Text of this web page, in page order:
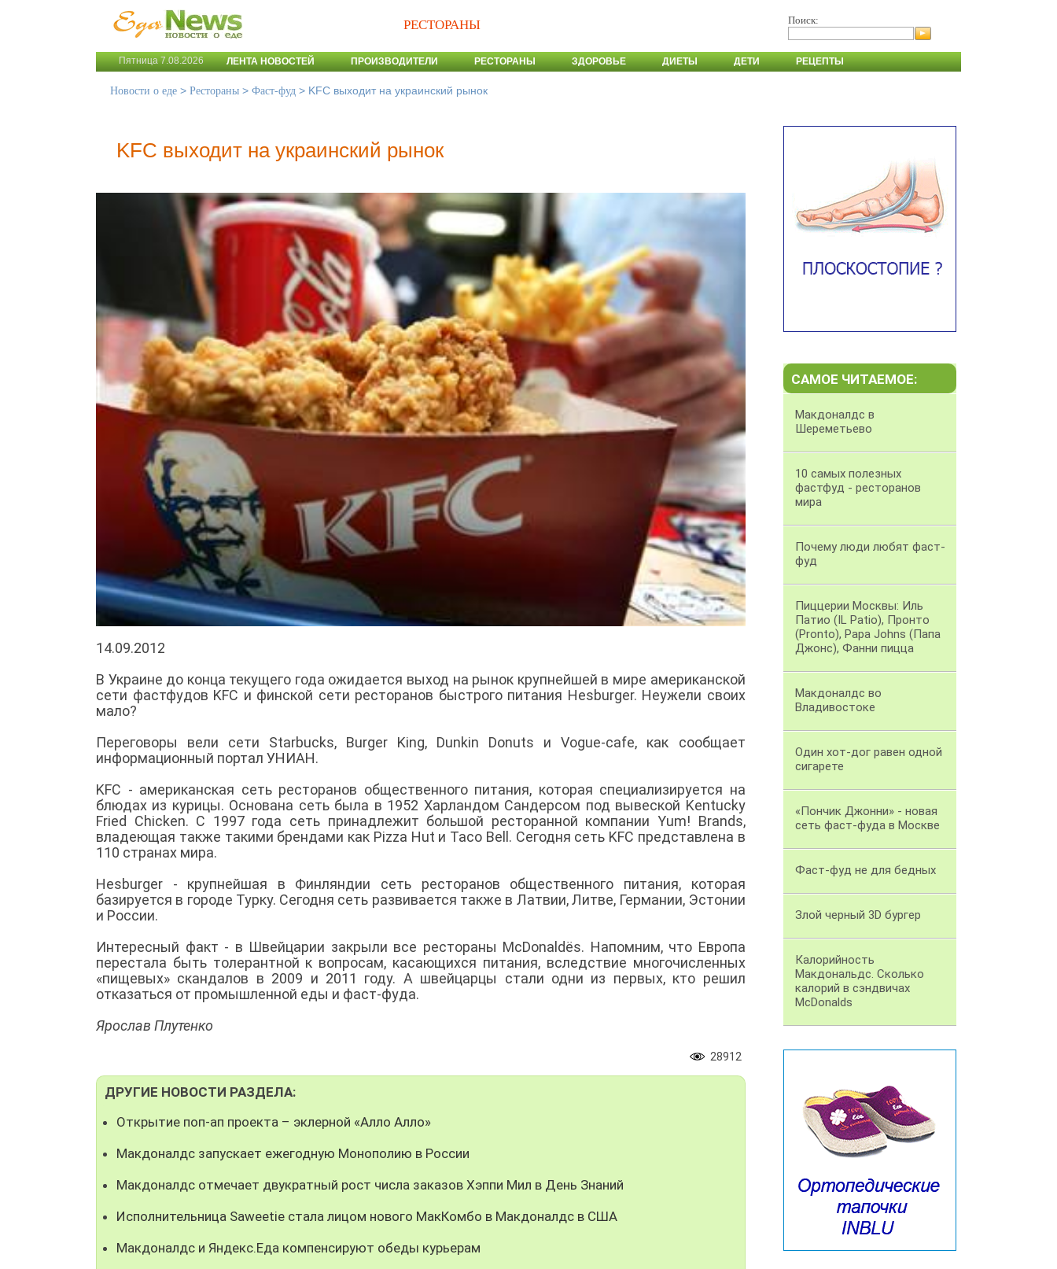
РЕСТОРАНЫ Поиск:
Пятница 7.08.2026 ЛЕНТА НОВОСТЕЙ ПРОИЗВОДИТЕЛИ РЕСТОРАНЫ ЗДОРОВЬЕ ДИЕТЫ ДЕТИ РЕЦЕПТЫ
Новости о еде > Рестораны > Фаст-фуд > KFC выходит на украинский рынок
KFC выходит на украинский рынок
14.09.2012
В Украине до конца текущего года ожидается выход на рынок крупнейшей в мире американской
сети фастфудов KFC и финской сети ресторанов быстрого питания Hesburger. Неужели своих
мало?
Переговоры вели сети Starbucks, Burger King, Dunkin Donuts и Vogue-cafe, как сообщает
информационный портал УНИАН.
KFC - американская сеть ресторанов общественного питания, которая специализируется на
блюдах из курицы. Основана сеть была в 1952 Харландом Сандерсом под вывеской Kentucky
Fried Chicken. С 1997 года сеть принадлежит большой ресторанной компании Yum! Brands,
владеющая также такими брендами как Pizza Hut и Taco Bell. Сегодня сеть KFC представлена в
110 странах мира.
Hesburger - крупнейшая в Финляндии сеть ресторанов общественного питания, которая
базируется в городе Турку. Сегодня сеть развивается также в Латвии, Литве, Германии, Эстонии
и России.
Интересный факт - в Швейцарии закрыли все рестораны McDonaldёs. Напомним, что Европа
перестала быть толерантной к вопросам, касающихся питания, вследствие многочисленных
«пищевых» скандалов в 2009 и 2011 году. А швейцарцы стали одни из первых, кто решил
отказаться от промышленной еды и фаст-фуда.
Ярослав Плутенко
28912
ДРУГИЕ НОВОСТИ РАЗДЕЛА:
Открытие поп-ап проекта – эклерной «Алло Алло»
Макдоналдс запускает ежегодную Монополию в России
Макдоналдс отмечает двукратный рост числа заказов Хэппи Мил в День Знаний
Исполнительница Saweetie стала лицом нового МакКомбо в Макдоналдс в США
Макдоналдс и Яндекс.Еда компенсируют обеды курьерам
САМОЕ ЧИТАЕМОЕ:
Макдоналдс в
Шереметьево
10 самых полезных
фастфуд - ресторанов
мира
Почему люди любят фаст-
фуд
Пиццерии Москвы: Иль
Патио (IL Patio), Пронто
(Pronto), Papa Johns (Папа
Джонс), Фанни пицца
Макдоналдс во
Владивостоке
Один хот-дог равен одной
сигарете
«Пончик Джонни» - новая
сеть фаст-фуда в Москве
Фаст-фуд не для бедных
Злой черный 3D бургер
Калорийность
Макдональдс. Сколько
калорий в сэндвичах
McDonalds